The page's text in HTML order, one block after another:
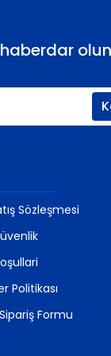
Sözleşmesi
Politikası
Formu